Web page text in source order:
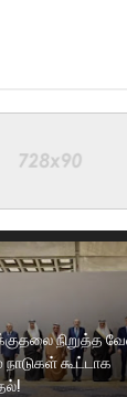
நிறுத்த
நாடுகள் கூட்டாக